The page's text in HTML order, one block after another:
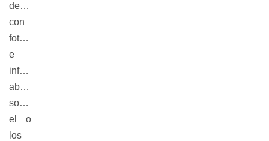
desplegable,
con
fotografías
e
información
abreviada
sobre
el o
los